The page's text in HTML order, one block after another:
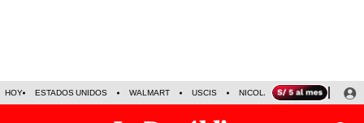
HOY ESTADOS UNIDOS WALMART USCIS NICOLÁS MADURO P-8